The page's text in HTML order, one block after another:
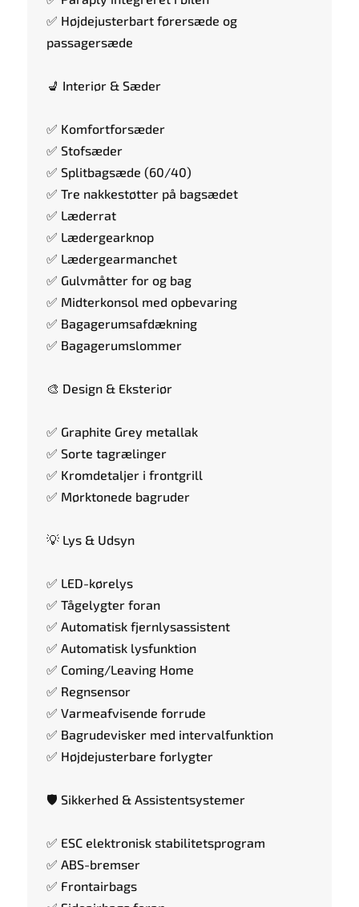
✅ Højdejusterbart førersæde og
passagersæde
💺 Interiør & Sæder
✅ Komfortforsæder
✅ Stofsæder
✅ Splitbagsæde (60/40)
✅ Tre nakkestøtter på bagsædet
✅ Læderrat
✅ Lædergearknop
✅ Lædergearmanchet
✅ Gulvmåtter for og bag
✅ Midterkonsol med opbevaring
✅ Bagagerumsafdækning
✅ Bagagerumslommer
🎨 Design & Eksteriør
✅ Graphite Grey metallak
✅ Sorte tagrælinger
✅ Kromdetaljer i frontgrill
✅ Mørktonede bagruder
💡 Lys & Udsyn
✅ LED-kørelys
✅ Tågelygter foran
✅ Automatisk fjernlysassistent
✅ Automatisk lysfunktion
✅ Coming/Leaving Home
✅ Regnsensor
✅ Varmeafvisende forrude
✅ Bagrudevisker med intervalfunktion
✅ Højdejusterbare forlygter
🛡️ Sikkerhed & Assistentsystemer
✅ ESC elektronisk stabilitetsprogram
✅ ABS-bremser
✅ Frontairbags